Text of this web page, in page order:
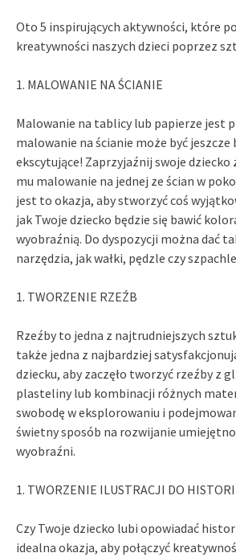
Oto 5 inspirujących aktywności, które
kreatywności naszych dzieci poprzez
1. MALOWANIE NA ŚCIANIE
Malowanie na tablicy lub papierze jest
malowanie na ścianie może być jeszcze
ekscytujące! Zaprzyjaźnij swoje
mu malowanie na jednej ze ścian w
jest to okazja, aby stworzyć coś
jak Twoje dziecko będzie się bawić
wyobraźnią. Do dyspozycji można dać
narzędzia, jak wałki, pędzle czy
1. TWORZENIE RZEŹB
Rzeźby to jedna z najtrudniejszych
także jedna z najbardziej
dziecku, aby zaczęło tworzyć rzeźby z
plasteliny lub kombinacji różnych
swobodę w eksplorowaniu i
świetny sposób na rozwijanie
wyobraźni.
1. TWORZENIE ILUSTRACJI DO
Czy Twoje dziecko lubi opowiadać
idealna okazja, aby połączyć